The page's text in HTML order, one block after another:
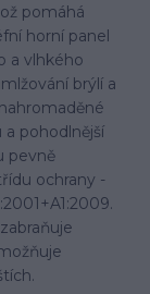
pomáhá
horní panel
a vlhkého
brýlí a
pohodlnější
pevně
ochrany -